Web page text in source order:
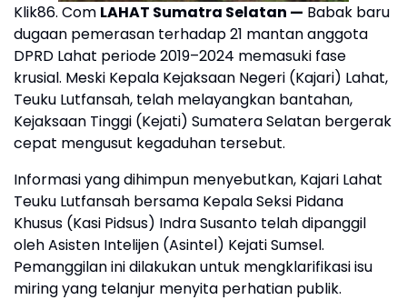
Klik86. Com LAHAT Sumatra Selatan — Babak baru
dugaan pemerasan terhadap 21 mantan anggota
DPRD Lahat periode 2019–2024 memasuki fase
krusial. Meski Kepala Kejaksaan Negeri (Kajari) Lahat,
Teuku Lutfansah, telah melayangkan bantahan,
Kejaksaan Tinggi (Kejati) Sumatera Selatan bergerak
cepat mengusut kegaduhan tersebut.
​Informasi yang dihimpun menyebutkan, Kajari Lahat
Teuku Lutfansah bersama Kepala Seksi Pidana
Khusus (Kasi Pidsus) Indra Susanto telah dipanggil
oleh Asisten Intelijen (Asintel) Kejati Sumsel.
Pemanggilan ini dilakukan untuk mengklarifikasi isu
miring yang telanjur menyita perhatian publik.